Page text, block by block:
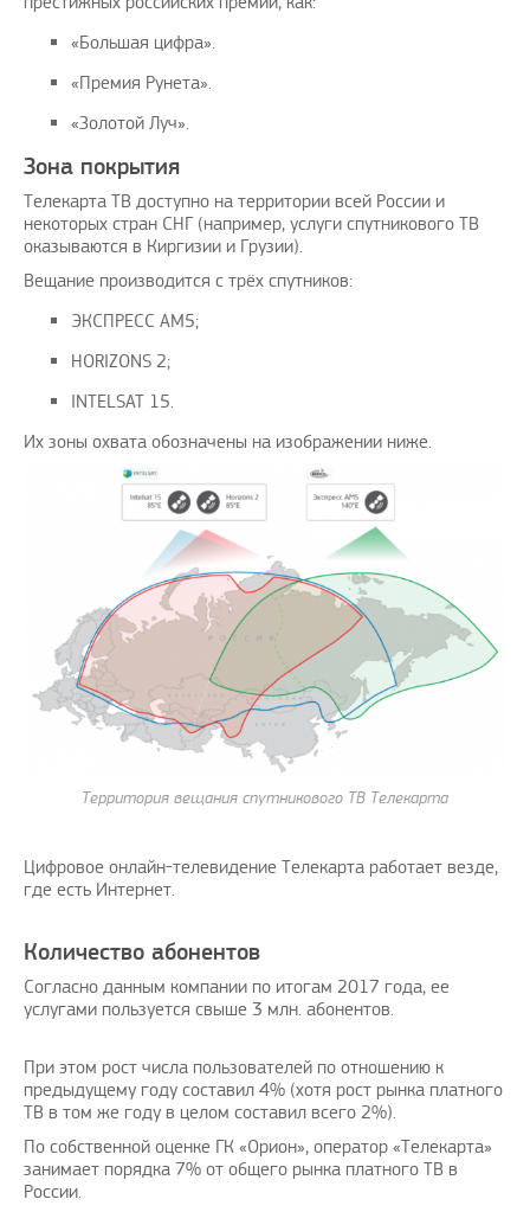
«Большая цифра».
«Премия Рунета».
«Золотой Луч».
Зона покрытия
Телекарта ТВ доступно на территории всей России и
некоторых стран СНГ (например, услуги спутникового ТВ
оказываются в Киргизии и Грузии).
Вещание производится с трёх спутников:
ЭКСПРЕСС АМ5;
HORIZONS 2;
INTELSAT 15.
Их зоны охвата обозначены на изображении ниже.
Территория вещания спутникового ТВ Телекарта
Цифровое онлайн-телевидение Телекарта работает везде,
где есть Интернет.
Количество абонентов
Согласно данным компании по итогам 2017 года, ее
услугами пользуется свыше 3 млн. абонентов.
При этом рост числа пользователей по отношению к
предыдущему году составил 4% (хотя рост рынка платного
ТВ в том же году в целом составил всего 2%).
По собственной оценке ГК «Орион», оператор «Телекарта»
занимает порядка 7% от общего рынка платного ТВ в
России.